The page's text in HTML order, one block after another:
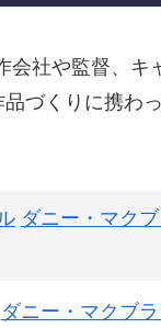
会社や監督、
づくりに携わ
ダニー・マク
ダニー・マクブ